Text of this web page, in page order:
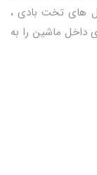
های تخت بادی ،
داخل ماشین را به